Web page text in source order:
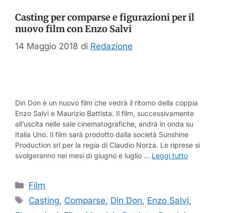
Casting per comparse e figurazioni per il
nuovo film con Enzo Salvi
14 Maggio 2018 di Redazione
Din Don è un nuovo film che vedrà il ritorno della coppia
Enzo Salvi e Maurizio Battista. Il film, successivamente
all’uscita nelle sale cinematografiche, andrà in onda su
Italia Uno. Il film sarà prodotto dalla società Sunshine
Production srl per la regia di Claudio Norza. Le riprese si
svolgeranno nei mesi di giugno e luglio … Leggi tutto
Categorie
Film
Tag
Casting, Comparse, Din Don, Enzo Salvi,